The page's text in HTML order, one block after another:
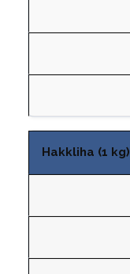
Hakkliha (1 kg)